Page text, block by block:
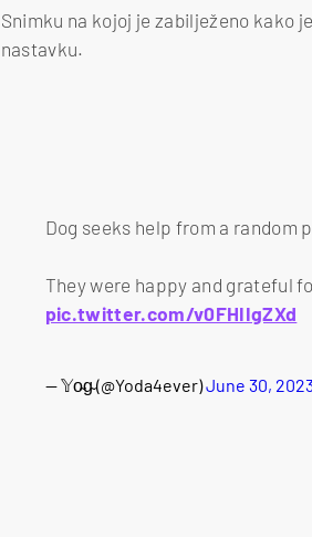
Snimku na kojoj je zabilježeno kako
nastavku.
Dog seeks help from a random
They were happy and grateful
pic.twitter.com/v0FHIIgZXd
— 𝕐o̴g̴ (@Yoda4ever)June 30,